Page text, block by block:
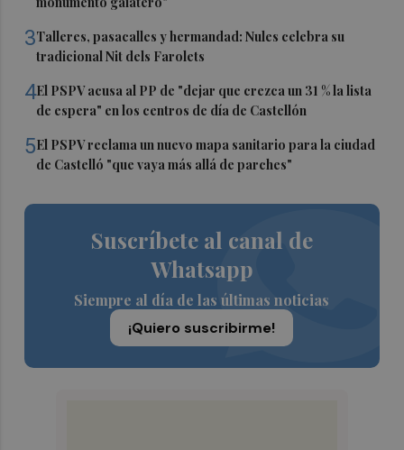
3Talleres, pasacalles y hermandad: Nules celebra su
tradicional Nit dels Farolets
4El PSPV acusa al PP de "dejar que crezca un 31 % la lista
de espera" en los centros de día de Castellón
5El PSPV reclama un nuevo mapa sanitario para la ciudad
de Castelló "que vaya más allá de parches"
Suscríbete al canal de
Whatsapp
Siempre al día de las últimas noticias
¡Quiero suscribirme!